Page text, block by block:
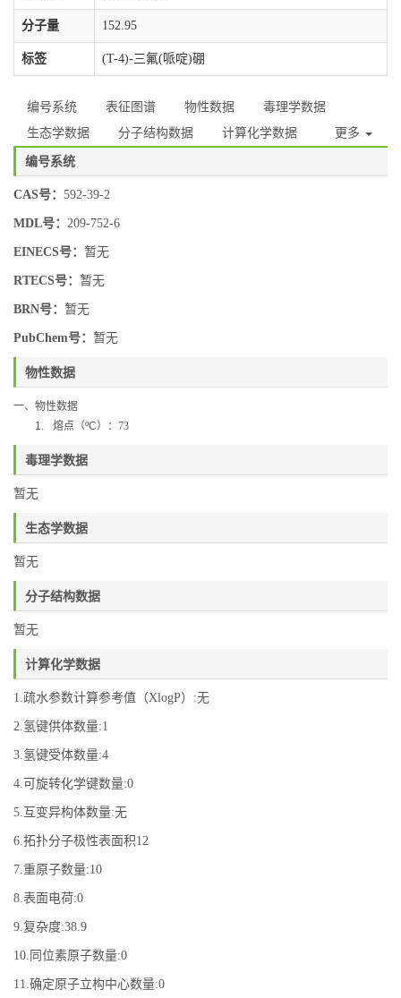
分子量 152.95
标签 (T-4)-三氟(哌啶)硼
编号系统 表征图谱 物性数据
毒理学数据
生态学数据
分子结构数据 计算化学数据 更多
编号系统
CAS号： 592-39-2
MDL号： 209-752-6
EINECS号： 暂无
RTECS号： 暂无
BRN号： 暂无
PubChem号： 暂无
物性数据
一、物性数据
1.
熔点（ºC）：73
毒理学数据
暂无
生态学数据
暂无
分子结构数据
暂无
计算化学数据
1.疏水参数计算参考值（XlogP）:无
2.氢键供体数量:1
3.氢键受体数量:4
4.可旋转化学键数量:0
5.互变异构体数量:无
6.拓扑分子极性表面积12
7.重原子数量:10
8.表面电荷:0
9.复杂度:38.9
10.同位素原子数量:0
11.确定原子立构中心数量:0